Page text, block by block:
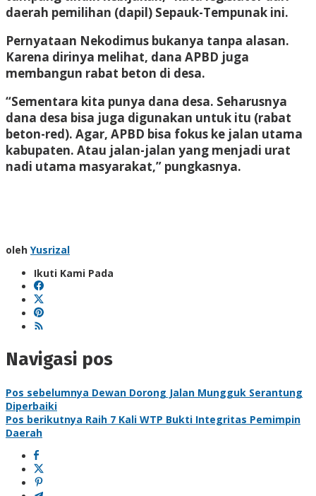
daerah pemilihan (dapil) Sepauk-Tempunak ini.
Pernyataan Nekodimus bukanya tanpa alasan.
Karena dirinya melihat, dana APBD juga
membangun rabat beton di desa.
“Sementara kita punya dana desa. Seharusnya
dana desa bisa juga digunakan untuk itu (rabat
beton-red). Agar, APBD bisa fokus ke jalan utama
kabupaten. Atau jalan-jalan yang menjadi urat
nadi utama masyarakat,” pungkasnya.
oleh Yusrizal
Ikuti Kami Pada
Navigasi pos
Pos sebelumnya Dewan Dorong Jalan Mungguk Serantung
Diperbaiki
Pos berikutnya Raih 7 Kali WTP Bukti Integritas Pemimpin
Daerah